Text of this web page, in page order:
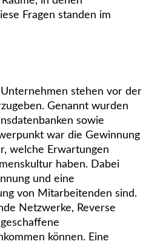
Fragen standen im
stehen vor der
Genannt wurden
sowie
war die Gewinnung
welche Erwartungen
haben. Dabei
und eine
von Mitarbeitenden sind.
Netzwerke, Reverse
können. Eine